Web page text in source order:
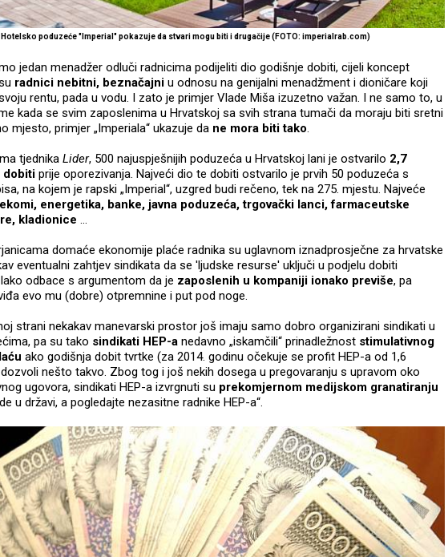
Hotelsko poduzeće "Imperial" pokazuje da stvari mogu biti i drugačije (FOTO: imperialrab.com)
jedan menadžer odluči radnicima podijeliti dio godišnje dobiti, cijeli koncept
radnici nebitni, beznačajni u odnosu na genijalni menadžment i dioničare koji
rentu, pada u vodu. I zato je primjer Vlade Miša izuzetno važan. I ne samo to, u
kada se svim zaposlenima u Hrvatskoj sa svih strana tumači da moraju biti sretni
mjesto, primjer „Imperiala“ ukazuje da ne mora biti tako.
tjednika Lider, 500 najuspješnijih poduzeća u Hrvatskoj lani je ostvarilo 2,7
dobiti prije oporezivanja. Najveći dio te dobiti ostvarilo je prvih 50 poduzeća s
na kojem je rapski „Imperial“, uzgred budi rečeno, tek na 275. mjestu. Najveće
energetika, banke, javna poduzeća, trgovački lanci, farmaceutske
kladionice ...
domaće ekonomije plaće radnika su uglavnom iznadprosječne za hrvatske
eventualni zahtjev sindikata da se 'ljudske resurse' uključi u podjelu dobiti
odbace s argumentom da je zaposlenih u kompaniji ionako previše, pa
evo mu (dobre) otpremnine i put pod noge.
strani nekakav manevarski prostor još imaju samo dobro organizirani sindikati u
pa su tako sindikati HEP-a nedavno „iskamčili“ prinadležnost stimulativnog
ako godišnja dobit tvrtke (za 2014. godinu očekuje se profit HEP-a od 1,6
nešto takvo. Zbog tog i još nekih dosega u pregovaranju s upravom oko
ugovora, sindikati HEP-a izvrgnuti su prekomjernom medijskom granatiranju
u državi, a pogledajte nezasitne radnike HEP-a“.